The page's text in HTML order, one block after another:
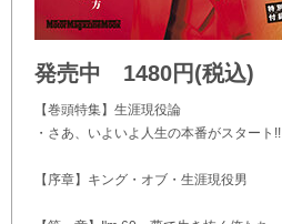
発売中 1480円(税込)
【巻頭特集】生涯現役論
・さあ、いよいよ人生の本番がスタート!!
【序章】キング・オブ・生涯現役男